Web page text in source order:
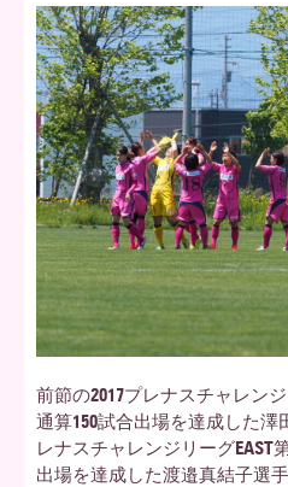
前節の2017プレナスチャレン
通算150試合出場を達成した澤
レナスチャレンジリーグEAST
出場を達成した渡邉真結子選